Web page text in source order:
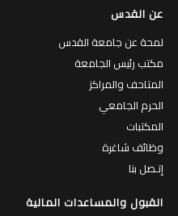
عن القدس
لمحة عن جامعة القدس
مكتب رئيس الجامعة
المتاحف والمراكز
الحرم الجامعي
المكتبات
وظائف شاغرة
إتـصل بنا
القبول والمساعدات المالية